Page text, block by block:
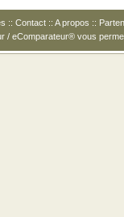
:: Contact :: A propos ::
/ eComparateur® vous